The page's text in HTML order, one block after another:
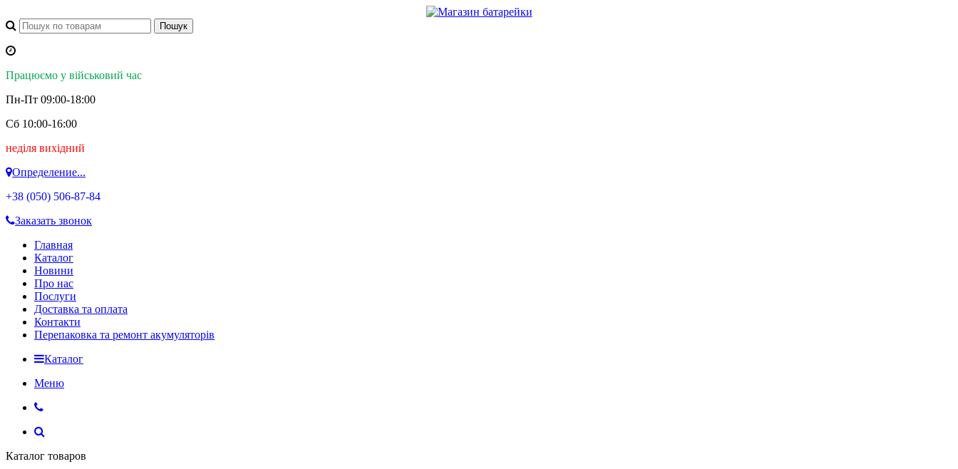
Працюємо у військовий час
Пн-Пт 09:00-18:00
Сб 10:00-16:00
неділя вихідний
Определение...
+38 (050) 506-87-84
Заказать звонок
Главная
Каталог
Новини
Про нас
Послуги
Доставка та оплата
Контакти
Перепаковка та ремонт акумуляторів
Каталог
Меню
Каталог товаров